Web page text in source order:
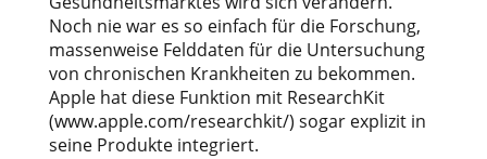
Noch nie war es so einfach für die Forschung,
massenweise Felddaten für die Untersuchung
von chronischen Krankheiten zu bekommen.
Apple hat diese Funktion mit ResearchKit
(www.apple.com/researchkit/) sogar explizit in
seine Produkte integriert.